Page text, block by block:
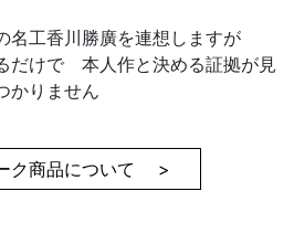
名工香川勝廣を連想しますが
だけで 本人作と決める証拠が見
かりません
ク商品について >